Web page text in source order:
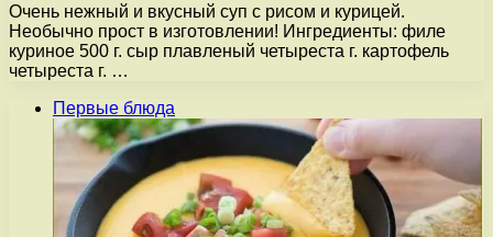
Очень нежный и вкусный суп с рисом и курицей.
Необычно прост в изготовлении! Ингредиенты: филе
куриное 500 г. сыр плавленый четыреста г. картофель
четыреста г. …
Первые блюда